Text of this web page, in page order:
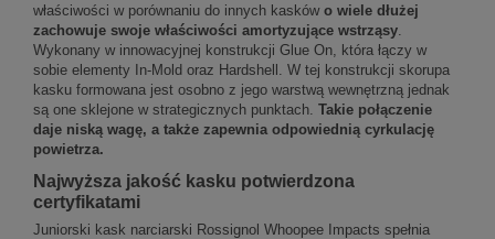
właściwości w porównaniu do innych kasków o wiele dłużej
zachowuje swoje właściwości amortyzujące wstrząsy
Wykonany w innowacyjnej konstrukcji Glue On, która łączy w
sobie elementy In-Mold oraz Hardshell. W tej konstrukcji skorupa
kasku formowana jest osobno z jego warstwą wewnętrzną jednak
są one sklejone w strategicznych punktach. Takie połączenie
daje niską wagę, a także zapewnia odpowiednią cyrkulację
powietrza.
Najwyższa jakość kasku potwierdzona
certyfikatami
Juniorski kask narciarski Rossignol Whoopee Impacts spełnia